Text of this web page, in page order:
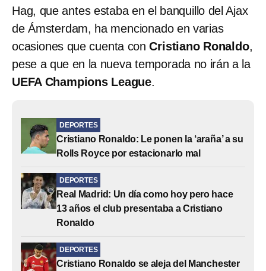
Hag, que antes estaba en el banquillo del Ajax
de Ámsterdam, ha mencionado en varias
ocasiones que cuenta conCristiano Ronaldo,
pese a que en la nueva temporada no irán a la
UEFA Champions League.
DEPORTES
Cristiano Ronaldo: Le ponen la ‘araña’ a su
Rolls Royce por estacionarlo mal
DEPORTES
Real Madrid: Un día como hoy pero hace
13 años el club presentaba a Cristiano
Ronaldo
DEPORTES
Cristiano Ronaldo se aleja del Manchester